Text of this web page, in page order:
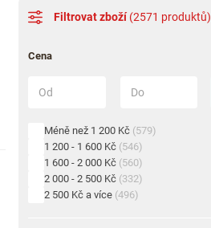
Filtrovat zboží (2571 produktů)
Cena
Méně než 1 200 Kč (579)
1 200 - 1 600 Kč (546)
1 600 - 2 000 Kč (560)
2 000 - 2 500 Kč (332)
2 500 Kč a více (496)